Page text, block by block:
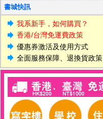
書城快訊
我系新手，如何購買？
香港/台灣免運費政策
優惠券激活及使用方式
全面服務保障、退換貨政策